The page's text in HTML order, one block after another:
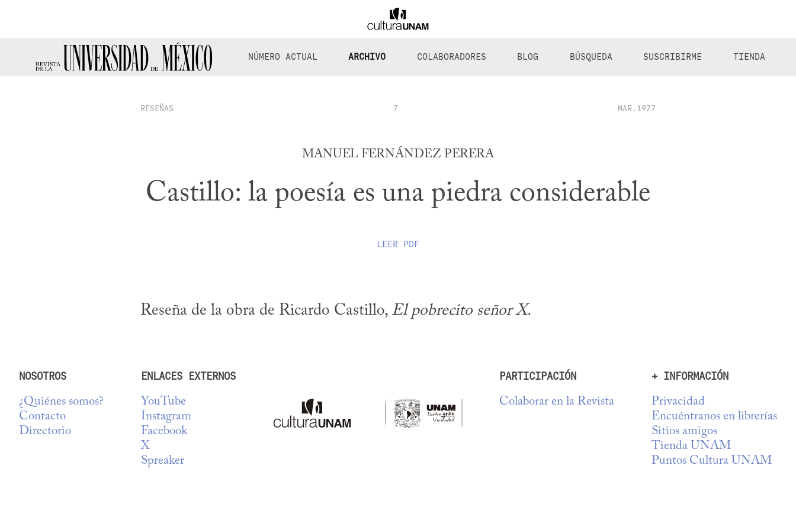
NÚMERO ACTUAL ARCHIVO COLABORADORES BLOG BÚSQUEDA SUSCRIBIRME TIENDA
RESEÑAS 7 MAR.1977
MANUEL FERNÁNDEZ PERERA
Castillo: la poesía es una piedra considerable
LEER PDF
Reseña de la obra de Ricardo Castillo, El pobrecito señor X.
NOSOTROS
¿Quiénes somos?
Contacto
Directorio
ENLACES EXTERNOS
YouTube
Instagram
Facebook
X
Spreaker
PARTICIPACIÓN
Colaborar en la Revista
+ INFORMACIÓN
Privacidad
Encuéntranos en librerías
Sitios amigos
Tienda UNAM
Puntos Cultura UNAM